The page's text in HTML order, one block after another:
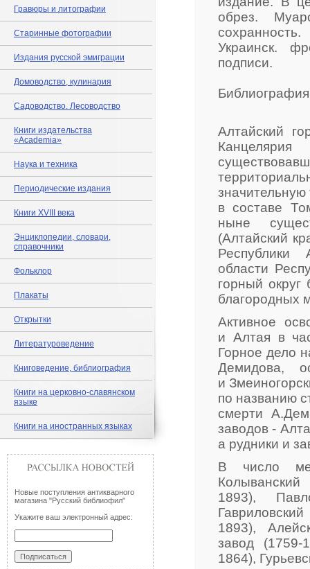
Гравюры и литографии
Старинные фотографии
Издания русской эмиграции
Домоводство, кулинария
Садоводство. Лесоводство
Книги издательства
«Academia»
Наука и техника
Периодические издания
Книги XVIII века
Энциклопедии, словари,
справочники
Фольклор
Плакаты
Открытки
Литературоведение
Книговедение, библиография
Книги на церковно-славянском
языке
Книги на иностранных языках
Новые поступления антикварного
магазина "Русский библиофил"
Укажите ваш электронный адрес:
обрез.
Украинск.
подписи.
Алтайский
Канцелярия
в составе
ныне
(Алтайский
Республики
области
горный
благородных
Активное
и Алтая в
Горное дело
Демидова,
и
по названию
смерти
заводов -
а рудники и
В число
1893),
1893),
завод (1759-
1864),